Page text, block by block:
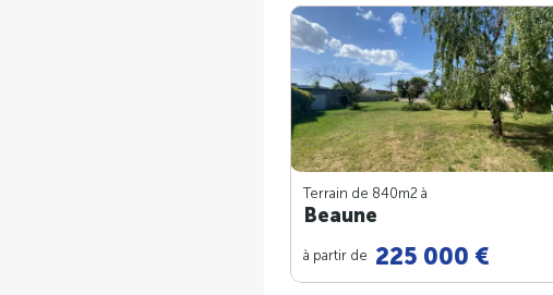
Terrain de 840m2 à
Beaune
à partir de 225 000 €